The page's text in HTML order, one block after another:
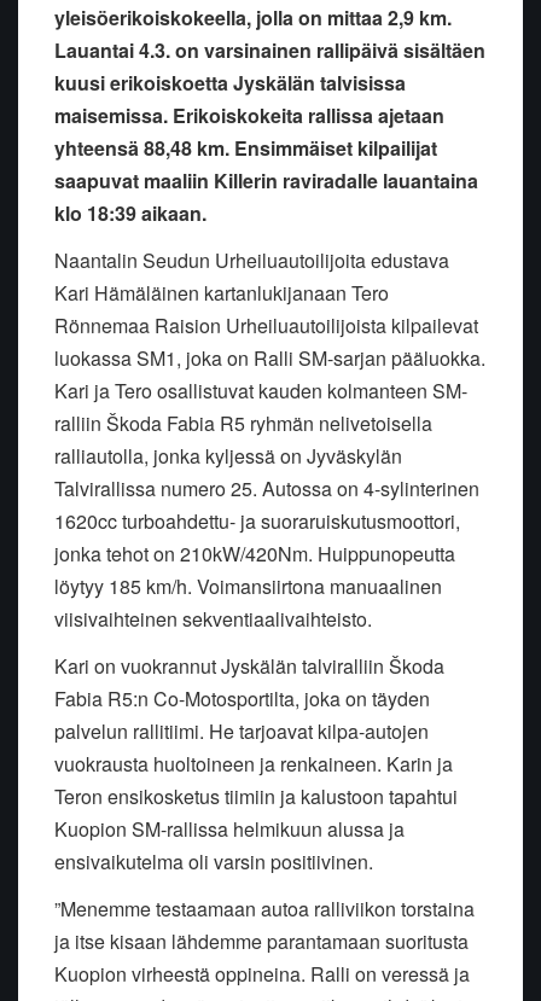
yleisöerikoiskokeella, jolla on mittaa 2,9 km.
Lauantai 4.3. on varsinainen rallipäivä sisältäen
kuusi erikoiskoetta Jyskälän talvisissa
maisemissa. Erikoiskokeita rallissa ajetaan
yhteensä 88,48 km. Ensimmäiset kilpailijat
saapuvat maaliin Killerin raviradalle lauantaina
klo 18:39 aikaan.
Naantalin Seudun Urheiluautoilijoita edustava
Kari Hämäläinen kartanlukijanaan Tero
Rönnemaa Raision Urheiluautoilijoista kilpailevat
luokassa SM1, joka on Ralli SM-sarjan pääluokka.
Kari ja Tero osallistuvat kauden kolmanteen SM-
ralliin Škoda Fabia R5 ryhmän nelivetoisella
ralliautolla, jonka kyljessä on Jyväskylän
Talvirallissa numero 25. Autossa on 4-sylinterinen
1620cc turboahdettu- ja suoraruiskutusmoottori,
jonka tehot on 210kW/420Nm. Huippunopeutta
löytyy 185 km/h. Voimansiirtona manuaalinen
viisivaihteinen sekventiaalivaihteisto.
Kari on vuokrannut Jyskälän talviralliin Škoda
Fabia R5:n Co-Motosportilta, joka on täyden
palvelun rallitiimi. He tarjoavat kilpa-autojen
vuokrausta huoltoineen ja renkaineen. Karin ja
Teron ensikosketus tiimiin ja kalustoon tapahtui
Kuopion SM-rallissa helmikuun alussa ja
ensivaikutelma oli varsin positiivinen.
”Menemme testaamaan autoa ralliviikon torstaina
ja itse kisaan lähdemme parantamaan suoritusta
Kuopion virheestä oppineina. Ralli on veressä ja